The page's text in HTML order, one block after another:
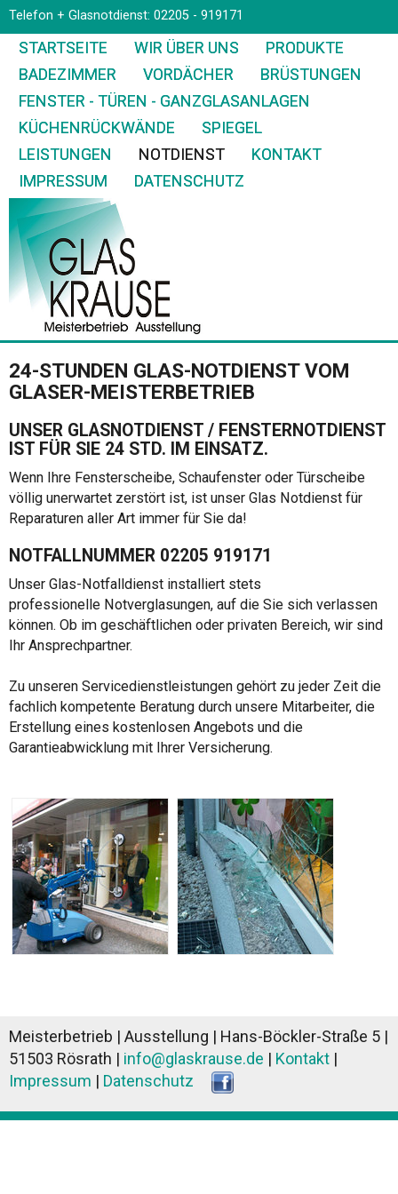
Telefon + Glasnotdienst: 02205 - 919171
STARTSEITE WIR ÜBER UNS
PRODUKTE
BADEZIMMER
VORDÄCHER
BRÜSTUNGEN
FENSTER - TÜREN - GANZGLASANLAGEN
KÜCHENRÜCKWÄNDE
SPIEGEL
LEISTUNGEN
NOTDIENST
KONTAKT
IMPRESSUM
DATENSCHUTZ
24-STUNDEN GLAS-NOTDIENST VOM
GLASER-MEISTERBETRIEB
UNSER GLASNOTDIENST / FENSTERNOTDIENST
IST FÜR SIE 24 STD. IM EINSATZ.
Wenn Ihre Fensterscheibe, Schaufenster oder Türscheibe
völlig unerwartet zerstört ist, ist unser Glas Notdienst für
Reparaturen aller Art immer für Sie da!
NOTFALLNUMMER 02205 919171
Unser Glas-Notfalldienst installiert stets
professionelle Notverglasungen, auf die Sie sich verlassen
können. Ob im geschäftlichen oder privaten Bereich, wir sind
Ihr Ansprechpartner.
Zu unseren Servicedienstleistungen gehört zu jeder Zeit die
fachlich kompetente Beratung durch unsere Mitarbeiter, die
Erstellung eines kostenlosen Angebots und die
Garantieabwicklung mit Ihrer Versicherung.
Meisterbetrieb | Ausstellung | Hans-Böckler-Straße 5 |
51503 Rösrath | info@glaskrause.de | Kontakt |
Impressum | Datenschutz